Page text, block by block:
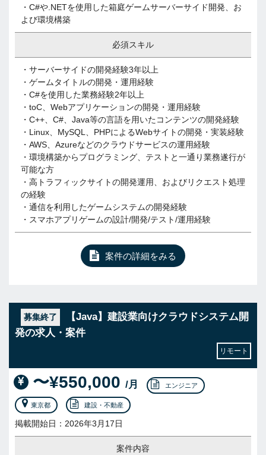
・C#や.NETを使用した箱庭ゲームサーバーサイド開発、お
よび環境構築
必須スキル
・サーバーサイドの開発経験3年以上
・ゲームタイトルの開発・運用経験
・C#を使用した業務経験2年以上
・toC、Webアプリケーションの開発・運用経験
・C++、C#、Java等の言語を用いたコンテンツの開発経験
・Linux、MySQL、PHPによるWebサイトの開発・実装経験
・AWS、Azureなどのクラウドサービスの運用経験
・環境構築からプログラミング、テストと一通り業務遂行が
可能な方
・高トラフィックサイトの開発運用、およびリクエスト処理
の経験
・通信を利用したゲームシステムの開発経験
・スマホアプリゲームの設計/開発/テスト/運用経験
案件の詳細をみる
募集終了
【Java】建設業向けクラウドシステム開
発の求人・案件
リモート
〜¥550,000 /月 エンジニア
東京都 建設・不動産
掲載開始日：2026年3月17日
案件内容